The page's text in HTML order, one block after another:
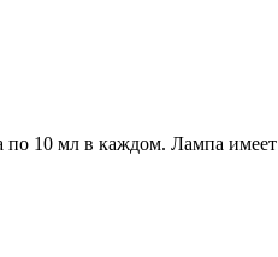
по 10 мл в каждом. Лампа имеет